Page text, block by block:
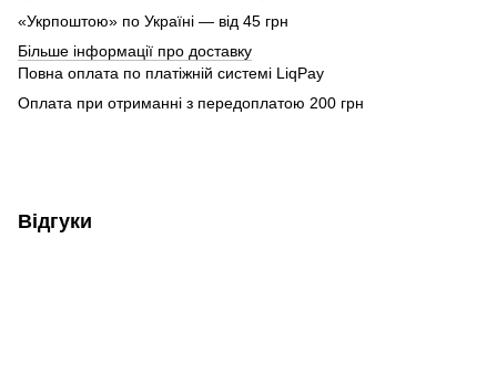
«Укрпоштою» по Україні — від 45 грн
Більше інформації про доставку
Повна оплата по платіжній системі LiqPay
Оплата при отриманні з передоплатою 200 грн
Відгуки